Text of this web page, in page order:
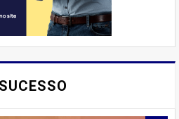
VOCÊ JÁ
SABOREAR
DELICIOSAS E